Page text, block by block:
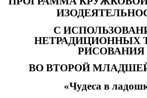
С
НЕТРАДИЦИОННЫХ
РИСОВАНИЯ
ВО ВТОРОЙ
«Чудеса в